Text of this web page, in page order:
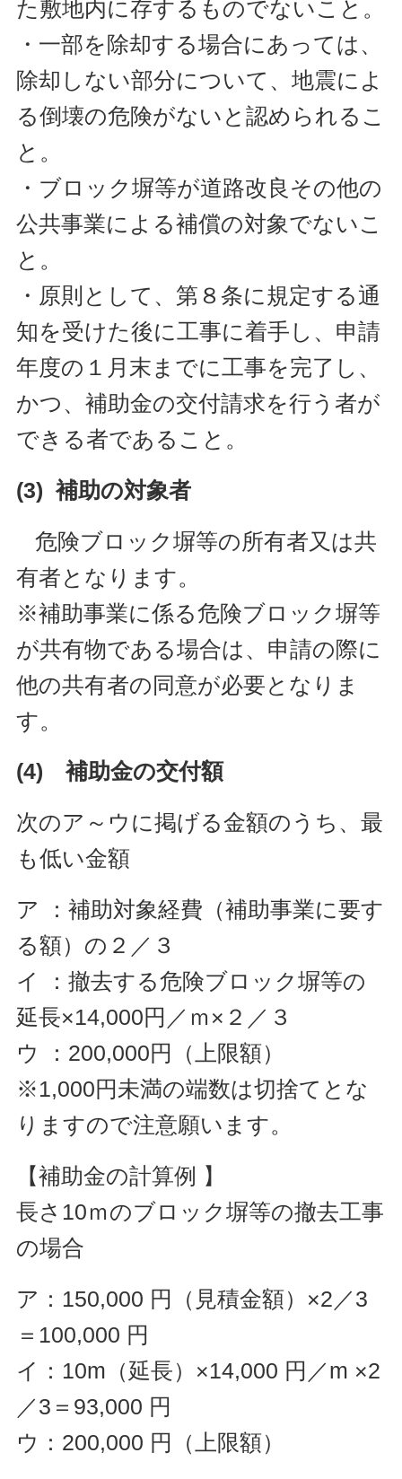
た敷地内に存するものでないこと。
・一部を除却する場合にあっては、
除却しない部分について、地震によ
る倒壊の危険がないと認められるこ
と。
・ブロック塀等が道路改良その他の
公共事業による補償の対象でないこ
と。
・原則として、第８条に規定する通
知を受けた後に工事に着手し、申請
年度の１月末までに工事を完了し、
かつ、補助金の交付請求を行う者が
できる者であること。
(3) 補助の対象者
危険ブロック塀等の所有者又は共
有者となります。
※補助事業に係る危険ブロック塀等
が共有物である場合は、申請の際に
他の共有者の同意が必要となりま
す。
(4) 補助金の交付額
次のア～ウに掲げる金額のうち、最
も低い金額
ア ：補助対象経費（補助事業に要す
る額）の２／３
イ ：撤去する危険ブロック塀等の
延長×14,000円／ｍ×２／３
ウ ：200,000円（上限額）
※1,000円未満の端数は切捨てとな
りますので注意願います。
【補助金の計算例 】
長さ10ｍのブロック塀等の撤去工事
の場合
ア：150,000 円（見積金額）×2／3
＝100,000 円
イ：10m（延長）×14,000 円／m ×2
／3＝93,000 円
ウ：200,000 円（上限額）